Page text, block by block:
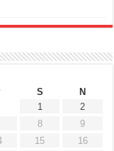
S
N
1
2
8
9
15
16